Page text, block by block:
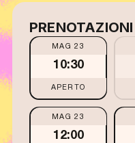
PRENOTAZIONI
MAG 23
10:30
APERTO
MAG 23
12:00